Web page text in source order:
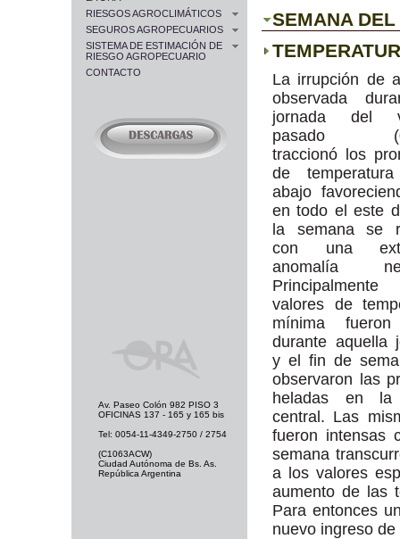
RIESGOS AGROCLIMÁTICOS
SEGUROS AGROPECUARIOS
SISTEMA DE ESTIMACIÓN DE
RIESGO AGROPECUARIO
CONTACTO
SEMANA
La irrupción de
observada
jornada del
pasado
traccionó los
de
abajo
en todo el este
la semana se
con una
anomalía
valores de
mínima
durante aquella
y el fin de
observaron las
heladas en la
central. Las
fueron intensas
semana
a los valores
aumento de las
Para entonces
nuevo ingreso
Av. Paseo Colón 982 PISO 3
OFICINAS 137 - 165 y 165 bis
Tel: 0054-11-4349-2750 / 2754
(C1063ACW)
Ciudad Autónoma de Bs. As.
República Argentina